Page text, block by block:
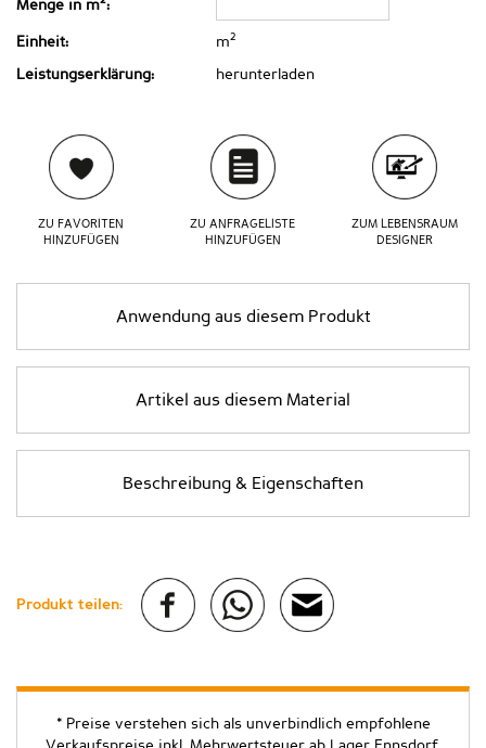
Menge in m :
Einheit: m2
Leistungserklärung: herunterladen
ZU FAVORITEN
HINZUFÜGEN
ZU ANFRAGELISTE
HINZUFÜGEN
ZUM LEBENSRAUM
DESIGNER
Anwendung aus diesem Produkt
Artikel aus diesem Material
Beschreibung & Eigenschaften
Produkt teilen:
* Preise verstehen sich als unverbindlich empfohlene